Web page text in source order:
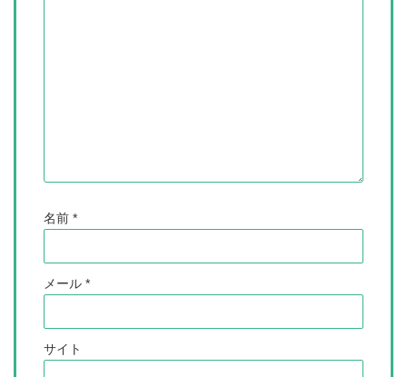
名前 *
メール *
サイト